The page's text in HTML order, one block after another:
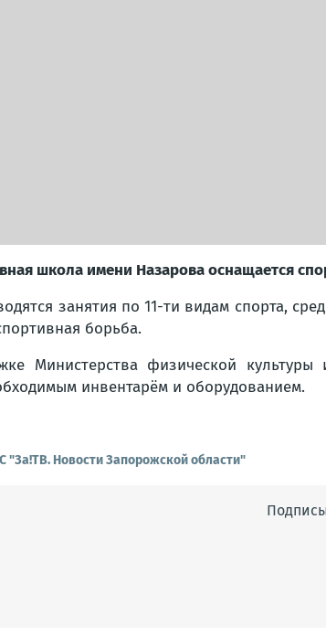
школа имени Назарова оснащается
занятия по 11-ти видам спорта,
борьба.
Министерства физической
инвентарём и оборудованием.
"Зa!ТВ. Новости Запорожской области"